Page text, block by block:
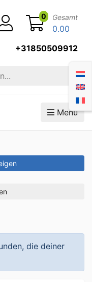
+31850509912
0 Gesamt
0.00
Menü
die deiner